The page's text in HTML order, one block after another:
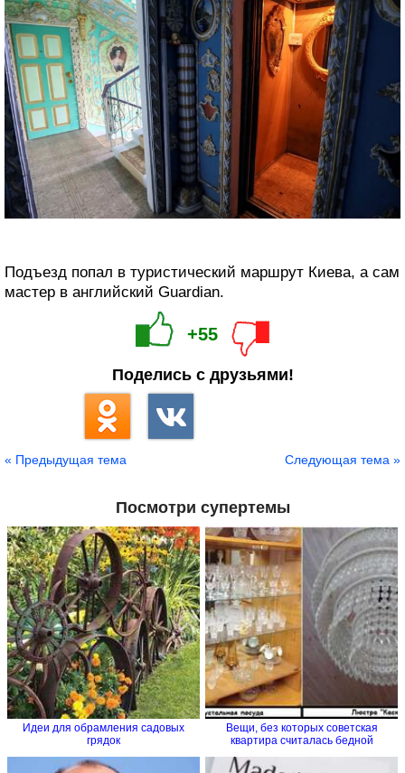
Подъезд попал в туристический маршрут Киева, а сам
мастер в английский Guardian.
+55
Поделись с друзьями!
« Предыдущая тема Следующая тема »
Посмотри супертемы
Идеи для обрамления садовых
грядок
Вещи, без которых советская
квартира считалась бедной